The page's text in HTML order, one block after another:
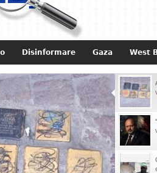
Disinformare Gaza West
di Israele